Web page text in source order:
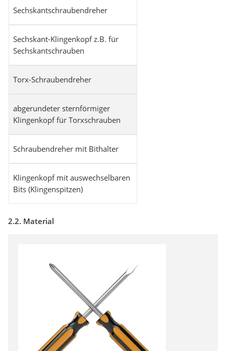
Sechskantschraubendreher
Sechskant-Klingenkopf z.B. für
Sechskantschrauben
Torx-Schraubendreher
abgerundeter sternförmiger
Klingenkopf für Torxschrauben
Schraubendreher mit Bithalter
Klingenkopf mit auswechselbaren
Bits (Klingenspitzen)
2.2. Material